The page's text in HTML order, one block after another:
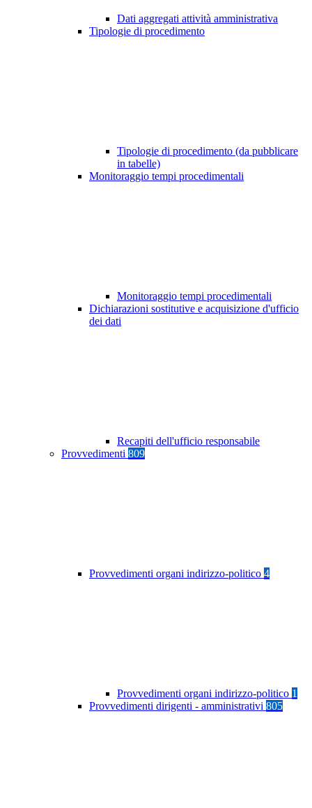
Dati aggregati attività amministrativa
Tipologie di procedimento
Tipologie di procedimento (da pubblicare
in tabelle)
Monitoraggio tempi procedimentali
Monitoraggio tempi procedimentali
Dichiarazioni sostitutive e acquisizione d'ufficio
dei dati
Recapiti dell'ufficio responsabile
Provvedimenti 809
Provvedimenti organi indirizzo-politico 4
Provvedimenti organi indirizzo-politico 1
Provvedimenti dirigenti - amministrativi 805